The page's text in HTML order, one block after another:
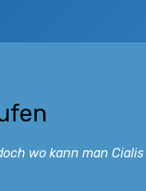
wo kann man Cialis